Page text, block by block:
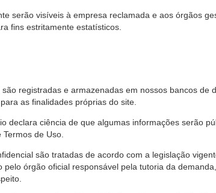
serão visíveis à empresa reclamada e aos órgãos
fins estritamente estatísticos.
registradas e armazenadas em nossos bancos
as finalidades próprias do site.
declara ciência de que algumas informações serão
de Uso.
são tratadas de acordo com a legislação
órgão oficial responsável pela tutoria da